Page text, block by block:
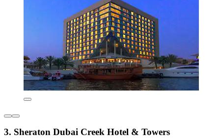
3. Sheraton Dubai Creek Hotel & Towers